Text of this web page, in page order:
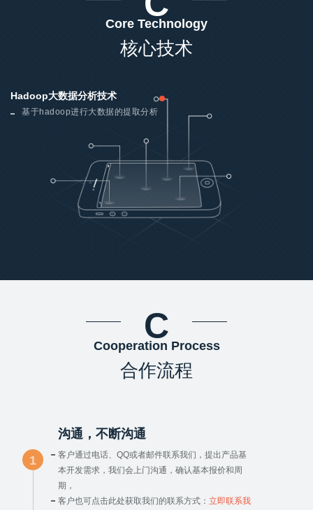
Core Technology
核心技术
Hadoop大数据分析技术
基于hadoop进行大数据的提取分析
C
Cooperation Process
合作流程
1
沟通，不断沟通
客户通过电话、QQ或者邮件联系我们，提出产品基
本开发需求，我们会上门沟通，确认基本报价和周
期，
客户也可点击此处获取我们的联系方式：立即联系我